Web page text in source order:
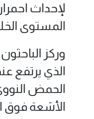
لإحداث
المستوى
الذي يرتفع
الحمض
الأشعة فوق